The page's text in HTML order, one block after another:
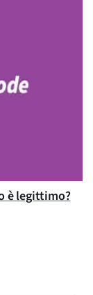
è legittimo?